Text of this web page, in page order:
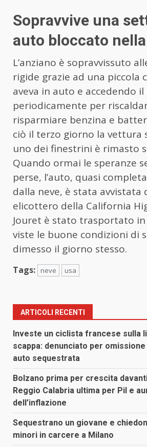
Sopravvive una
auto bloccato
L’anziano è sopravvissuto
rigide grazie ad una piccola
aveva in auto e accedendo
periodicamente per
risparmiare benzina e
ciò il terzo giorno la vettura
uno dei finestrini è rimasto
Quando ormai le speranze
perse, l’auto, quasi
dalla neve, è stata avvistata
elicottero della California
Jouret è stato trasportato in
viste le buone condizioni di
dimesso il giorno stesso.
Tags: neve usa
ARTICOLI RECENTI
Investe un ciclista francese sulla
scappa: denunciato per
auto sequestrata
Bolzano prima per crescita
Reggio Calabria ultima per Pil e
dell’inflazione
Sequestrano un giovane e
minori in carcere a Milano